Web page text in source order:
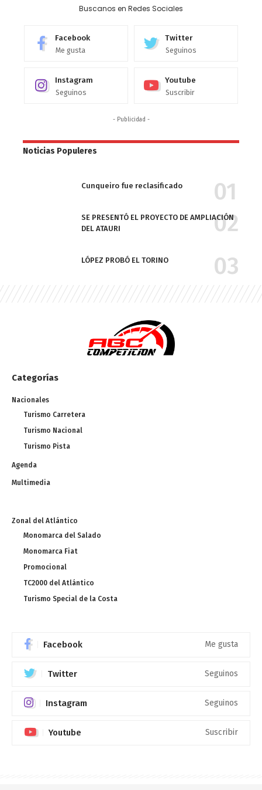
Buscanos en Redes Sociales
Facebook
Me gusta
Twitter
Seguinos
Instagram
Seguinos
Youtube
Suscribir
- Publicidad -
Noticias Populeres
Cunqueiro fue reclasificado
SE PRESENTÓ EL PROYECTO DE AMPLIACIÓN
DEL ATAURI
LÓPEZ PROBÓ EL TORINO
Categorías
Nacionales
Turismo Carretera
Turismo Nacional
Turismo Pista
Agenda
Multimedia
Zonal del Atlántico
Monomarca del Salado
Monomarca Fiat
Promocional
TC2000 del Atlántico
Turismo Special de la Costa
Facebook Me gusta
Twitter Seguinos
Instagram Seguinos
Youtube Suscribir